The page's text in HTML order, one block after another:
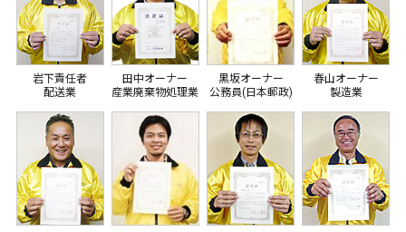
岩下責任者
配送業
田中オーナー
産業廃棄物処理業
黒坂オーナー
公務員(日本郵政)
春山オーナー
製造業